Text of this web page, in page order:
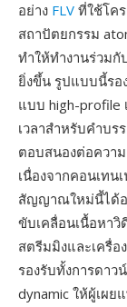
อย่าง FLV ที่ใช้โค
สถาปัตยกรรม
ทำให้ทำงานร่วม
ยิ่งขึ้น รูปแบบนี้รอ
แบบ high-profile
เวลาสำหรับคำบร
ตอบสนองต่อควา
เนื่องจากคอนเทน
สัญญาณใหม่นี้ได้อ
ขับเคลื่อนเนื้อหา
สตรีมมิงและเครื่อ
รองรับทั้งการดา
dynamic ให้ผู้เผ